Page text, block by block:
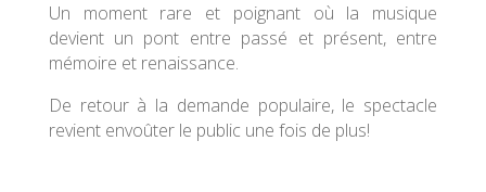
Un moment rare et poignant où la musique
devient un pont entre passé et présent, entre
mémoire et renaissance.
De retour à la demande populaire, le spectacle
revient envoûter le public une fois de plus!